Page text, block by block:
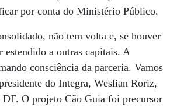
por conta do Ministério Público.
não tem volta e, se houver
estendido a outras capitais. A
consciência da parceria. Vamos
do Integra, Weslian Roriz,
O projeto Cão Guia foi precursor